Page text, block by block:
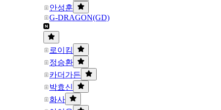
안성훈
G-DRAGON(GD)
로이킴
정승환
카더가든
박효신
화사